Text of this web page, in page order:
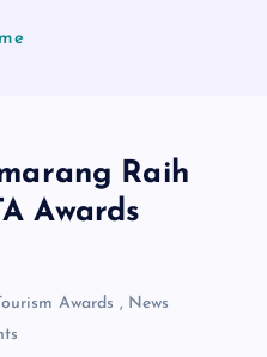
Raih
Awards
Awards , News